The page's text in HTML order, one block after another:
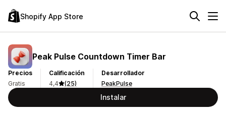
Shopify App Store
Peak Pulse Countdown Timer Bar
Precios
Gratis
Calificación
4,4
(25)
Desarrollador
PeakPulse
Instalar